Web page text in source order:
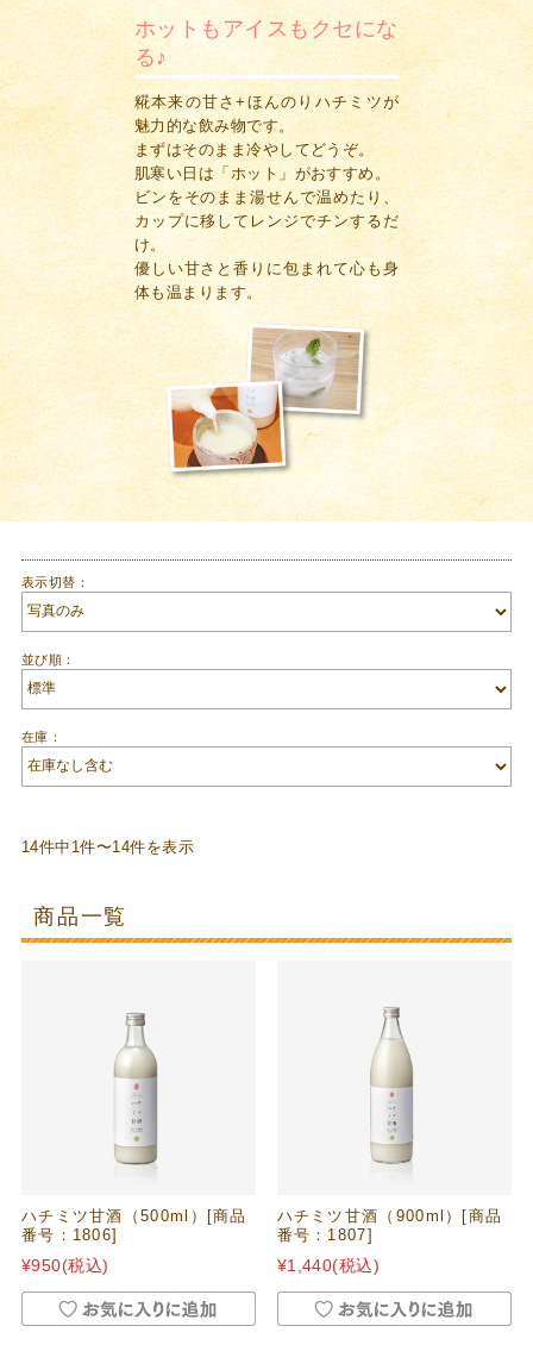
ホットもアイスもクセにな
る♪
糀本来の甘さ+ほんのりハチミツが
魅力的な飲み物です。
まずはそのまま冷やしてどうぞ。
肌寒い日は「ホット」がおすすめ。
ビンをそのまま湯せんで温めたり、
カップに移してレンジでチンするだ
け。
優しい甘さと香りに包まれて心も身
体も温まります。
表示切替：
並び順：
在庫：
14件中1件〜14件を表示
商品一覧
ハチミツ甘酒（500ml）[商品
番号：1806]
¥950(税込)
ハチミツ甘酒（900ml）[商品
番号：1807]
¥1,440(税込)